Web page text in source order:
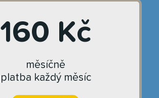
160 Kč
měsíčně
platba každý měsíc